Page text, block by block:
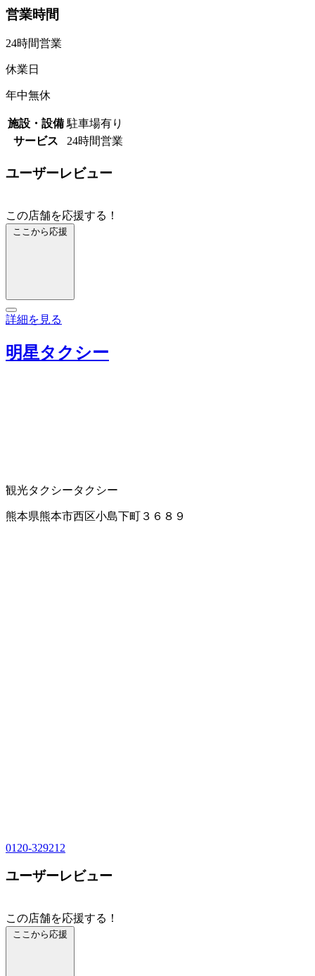
営業時間
24時間営業
休業日
年中無休
施設・設備 駐車場有り
サービス
24時間営業
ユーザーレビュー
この店舗を応援する！
ここから応援
詳細を見る
明星タクシー
観光タクシータクシー
熊本県熊本市西区小島下町３６８９
0120-329212
ユーザーレビュー
この店舗を応援する！
ここから応援